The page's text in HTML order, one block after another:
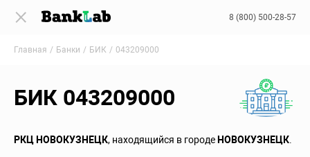
8 (800) 500-28-57
Главная Банки БИК 043209000
БИК 043209000
РКЦ НОВОКУЗНЕЦК, находящийся в городе НОВОКУЗНЕЦК